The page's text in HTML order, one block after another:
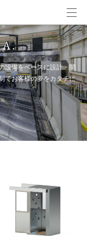
設備をベースに設計・開
でお客様の夢をカタチに